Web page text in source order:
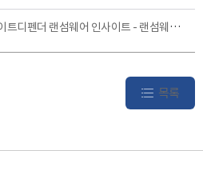
Weekly 화이트디펜더 랜섬웨어 인사이트 - 랜섬웨어 공격 받은 피해 기업, 최초 공격 후 3개월 이내 후속 공격 경험 [8월 4주]
목록